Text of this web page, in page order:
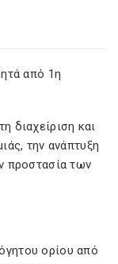
από 1η
διαχείριση και
την ανάπτυξη
προστασία των
ορίου από